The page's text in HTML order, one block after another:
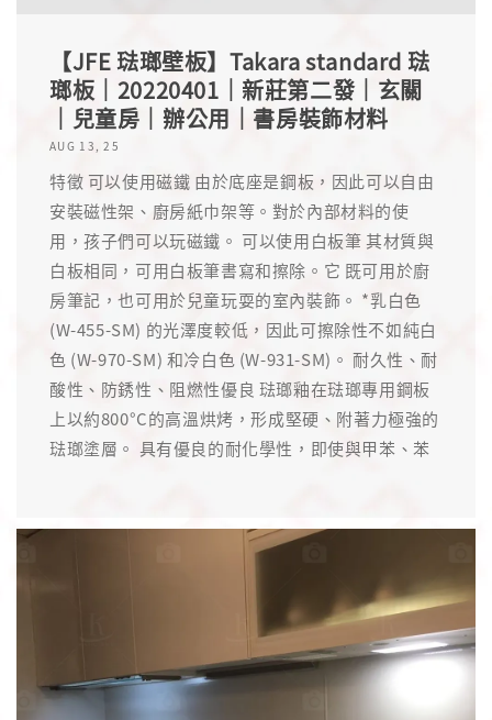
【JFE 琺瑯壁板】Takara standard 琺
瑯板｜20220401｜新莊第二發｜玄關
｜兒童房｜辦公用｜書房裝飾材料
AUG 13, 25
特徵 可以使用磁鐵 由於底座是鋼板，因此可以自由
安裝磁性架、廚房紙巾架等。對於內部材料的使
用，孩子們可以玩磁鐵。 可以使用白板筆 其材質與
白板相同，可用白板筆書寫和擦除。它 既可用於廚
房筆記，也可用於兒童玩耍的室內裝飾。 *乳白色
(W-455-SM) 的光澤度較低，因此可擦除性不如純白
色 (W-970-SM) 和冷白色 (W-931-SM)。 耐久性、耐
酸性、防銹性、阻燃性優良 琺瑯釉在琺瑯專用鋼板
上以約800°C的高溫烘烤，形成堅硬、附著力極強的
琺瑯塗層。 具有優良的耐化學性，即使與甲苯、苯